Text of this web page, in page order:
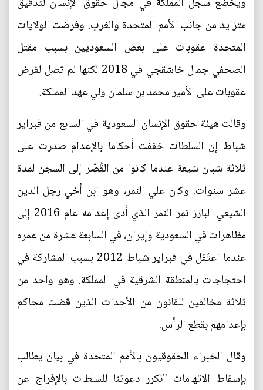
متزايد من جانب الأمم المتحدة والغرب. وفرضت الولايات
المتحدة عقوبات على بعض السعوديين بسبب مقتل
الصحفي جمال خاشقجي في 2018 لكنها لم تصل لفرض
عقوبات على الأمير محمد بن سلمان ولي عهد المملكة.
وقالت هيئة حقوق الإنسان السعودية في السابع من فبراير
شباط إن السلطات خففت أحكاما بالإعدام صدرت على
ثلاثة شبان شيعة عندما كانوا من القُصّر إلى السجن لمدة
عشر سنوات. وكان علي النمر، وهو ابن أخي رجل الدين
الشيعي البارز نمر النمر الذي أدى إعدامه عام 2016 إلى
مظاهرات في السعودية وإيران، في السابعة عشرة من عمره
عندما اعتُقل في فبراير شباط 2012 بسبب المشاركة في
احتجاجات بالمنطقة الشرقية في المملكة. وهو واحد من
ثلاثة مخالفين للقانون من الأحداث الذين قضت محاكم
بإعدامهم بقطع الرأس.
وقال الخبراء الحقوقيون بالأمم المتحدة في بيان يطالب
بإسقاط الاتهامات "نكرر دعوتنا للسلطات بالإفراج عن